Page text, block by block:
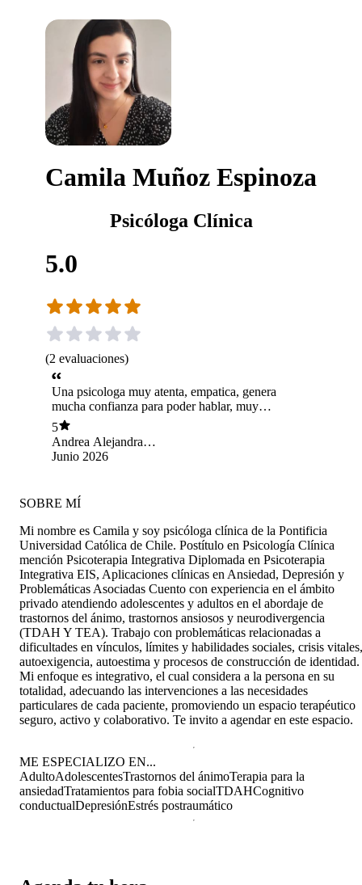
Camila Muñoz Espinoza
Psicóloga Clínica
5.0
(2 evaluaciones)
Una psicologa muy atenta, empatica, genera
mucha confianza para poder hablar, muy
recomendada.
5
Andrea Alejandra
Vergara Meckes
Junio 2026
SOBRE MÍ
Mi nombre es Camila y soy psicóloga clínica de la Pontificia
Universidad Católica de Chile. Postítulo en Psicología Clínica
mención Psicoterapia Integrativa Diplomada en Psicoterapia
Integrativa EIS, Aplicaciones clínicas en Ansiedad, Depresión y
Problemáticas Asociadas Cuento con experiencia en el ámbito
privado atendiendo adolescentes y adultos en el abordaje de
trastornos del ánimo, trastornos ansiosos y neurodivergencia
(TDAH Y TEA). Trabajo con problemáticas relacionadas a
dificultades en vínculos, límites y habilidades sociales, crisis vitales,
autoexigencia, autoestima y procesos de construcción de identidad.
Mi enfoque es integrativo, el cual considera a la persona en su
totalidad, adecuando las intervenciones a las necesidades
particulares de cada paciente, promoviendo un espacio terapéutico
seguro, activo y colaborativo. Te invito a agendar en este espacio.
ME ESPECIALIZO EN...
AdultoAdolescentesTrastornos del ánimoTerapia para la
ansiedadTratamientos para fobia socialTDAHCognitivo
conductualDepresiónEstrés postraumático